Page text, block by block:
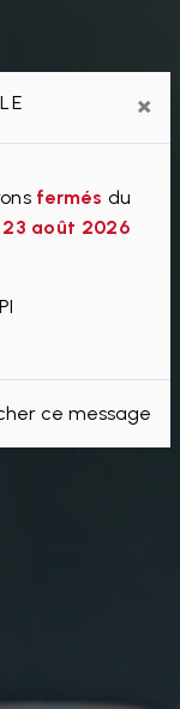
×
fermés du
août 2026
ce message